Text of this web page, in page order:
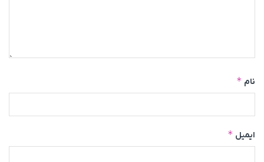
نام *
ایمیل *